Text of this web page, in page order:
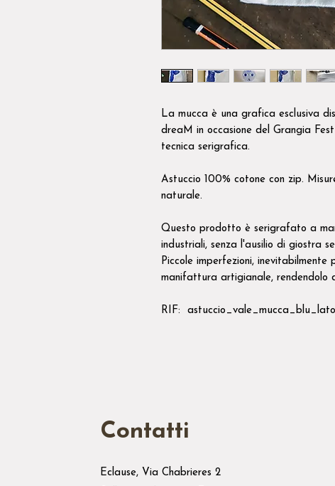
La mucca è una grafica esclusiva
dreaM in occasione del Grangia
tecnica serigrafica.
Astuccio 100% cotone con zip.
naturale.
Questo prodotto è serigrafato a
industriali, senza l'ausilio di giostra
Piccole imperfezioni, inevitabilmente
manifattura artigianale, rendendolo
RIF:
Contatti
Eclause, Via Chabrieres 2